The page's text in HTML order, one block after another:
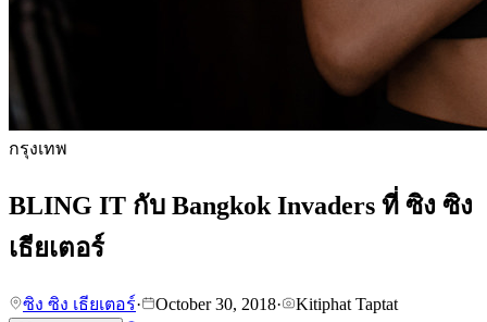
กรุงเทพ
BLING IT กับ Bangkok Invaders ที่ ซิง ซิง
เธียเตอร์
ซิง ซิง เธียเตอร์· October 30, 2018· Kitiphat Taptat